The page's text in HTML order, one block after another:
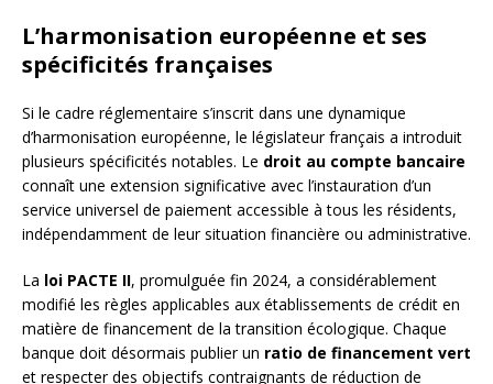
L’harmonisation européenne et ses
spécificités françaises
Si le cadre réglementaire s’inscrit dans une dynamique
d’harmonisation européenne, le législateur français a introduit
plusieurs spécificités notables. Le droit au compte bancaire
connaît une extension significative avec l’instauration d’un
service universel de paiement accessible à tous les résidents,
indépendamment de leur situation financière ou administrative.
La loi PACTE II, promulguée fin 2024, a considérablement
modifié les règles applicables aux établissements de crédit en
matière de financement de la transition écologique. Chaque
banque doit désormais publier un ratio de financement vert
et respecter des objectifs contraignants de réduction de